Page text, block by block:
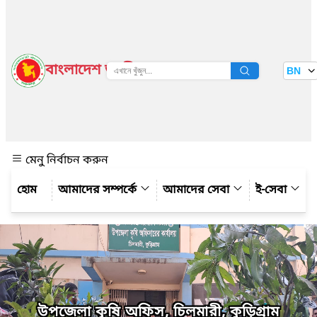
বাংলাদেশ জাতীয় তথ্য বাতায়ন BN
মেনু নির্বাচন করুন
আমাদের সম্পর্কে
আমাদের সেবা ই-সেবা
উপজেলা কৃষি অফিস, চিলমারী, কুড়িগ্রাম